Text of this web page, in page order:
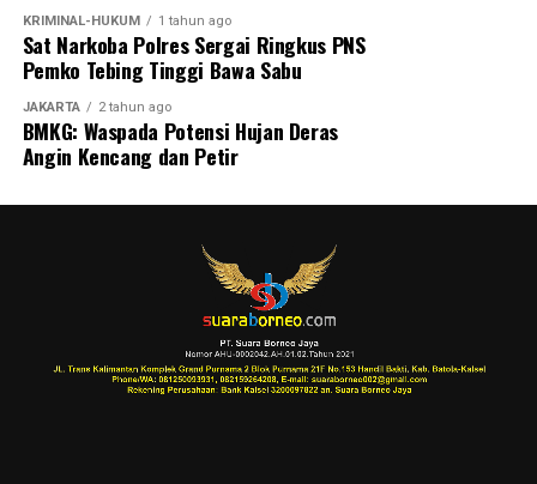
juga mendapat dukungan penuh dari PSSI Kalimantan
Selatan, KONI Kalimantan Selatan, serta berbagai
bersama dalam memajukan sepak bola dan melahirkan
generasi atlet berprestasi di Banua. [adv/adpim]
Views: 15
Facebook
0 Twitter/X
KRIMINAL-HUKUM 1 tahun ago
Sat Narkoba Polres Sergai Ringkus PNS
Pemko Tebing Tinggi Bawa Sabu
JAKARTA 2 tahun ago
BMKG: Waspada Potensi Hujan Deras
Angin Kencang dan Petir